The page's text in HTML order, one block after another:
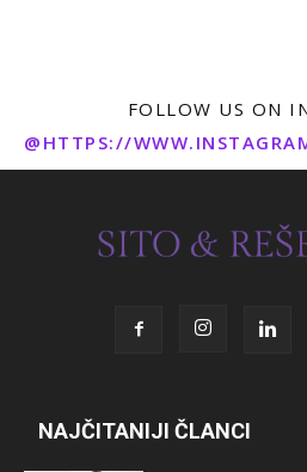
FOLLOW US ON
NAJČITANIJI ČLANCI